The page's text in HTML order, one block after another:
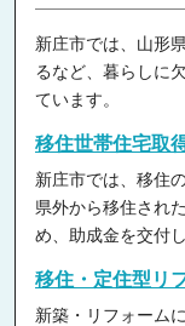
新庄市では、山形
るなど、暮らしに
ています。
移住世帯住宅取
新庄市では、移住
県外から移住され
め、助成金を交付し
移住・定住型リ
新築・リフォーム